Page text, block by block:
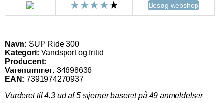
Besøg webshop
Navn: SUP Ride 300
Kategori: Vandsport og fritid
Producent:
Varenummer: 34698636
EAN: 7391974270937
Vurderet til 4.3 ud af 5 stjerner baseret på 49 anmeldelser